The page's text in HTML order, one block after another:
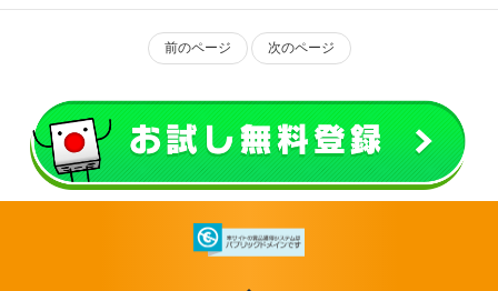
前のページ 次のページ